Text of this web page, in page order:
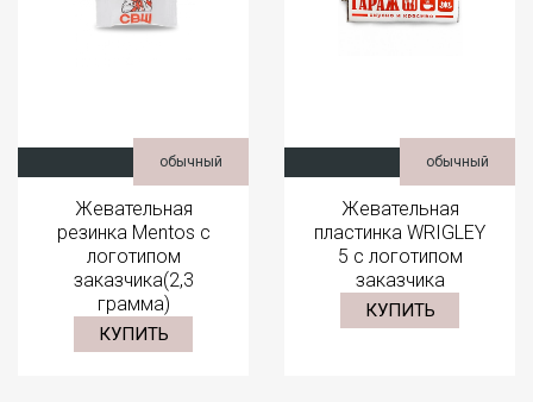
обычный
Жевательная
резинка Mentos с
логотипом
заказчика(2,3
грамма)
КУПИТЬ
обычный
Жевательная
пластинка WRIGLEY
5 с логотипом
заказчика
КУПИТЬ